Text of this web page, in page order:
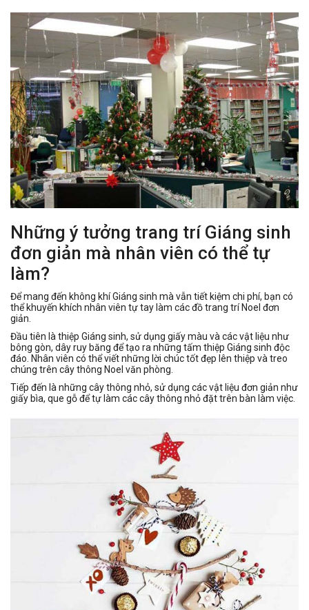
Những ý tưởng trang trí Giáng sinh
đơn giản mà nhân viên có thể tự
làm?
Để mang đến không khí Giáng sinh mà vẫn tiết kiệm chi phí, bạn có
thể khuyến khích nhân viên tự tay làm các đồ trang trí Noel đơn
giản.
Đầu tiên là thiệp Giáng sinh, sử dụng giấy màu và các vật liệu như
bông gòn, dây ruy băng để tạo ra những tấm thiệp Giáng sinh độc
đáo. Nhân viên có thể viết những lời chúc tốt đẹp lên thiệp và treo
chúng trên cây thông Noel văn phòng.
Tiếp đến là những cây thông nhỏ, sử dụng các vật liệu đơn giản như
giấy bìa, que gỗ để tự làm các cây thông nhỏ đặt trên bàn làm việc.